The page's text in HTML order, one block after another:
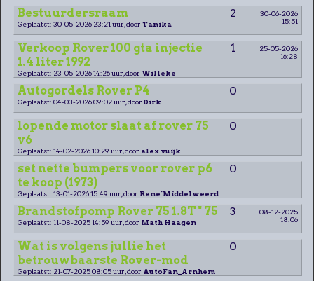
Bestuurdersraam 2
30-06-2026
15:51
Geplaatst: 30-05-2026 23:21 uur, door Tanika
Verkoop Rover 100 gta injectie
1.4 liter 1992
1
25-05-2026
16:28
Geplaatst: 23-05-2026 14:26 uur, door Willeke
Autogordels Rover P4 0
Geplaatst: 04-03-2026 09:02 uur, door Dirk
lopende motor slaat af rover 75
v6
0
Geplaatst: 14-02-2026 10:29 uur, door alex vuijk
set nette bumpers voor rover p6
te koop (1973)
0
Geplaatst: 13-01-2026 15:49 uur, door Rene´Middelweerd
Brandstofpomp Rover 75 1.8T " 75 3
08-12-2025
18:06
Geplaatst: 11-08-2025 14:59 uur, door Math Haagen
Wat is volgens jullie het
betrouwbaarste Rover-mod
0
Geplaatst: 21-07-2025 08:05 uur, door AutoFan_Arnhem